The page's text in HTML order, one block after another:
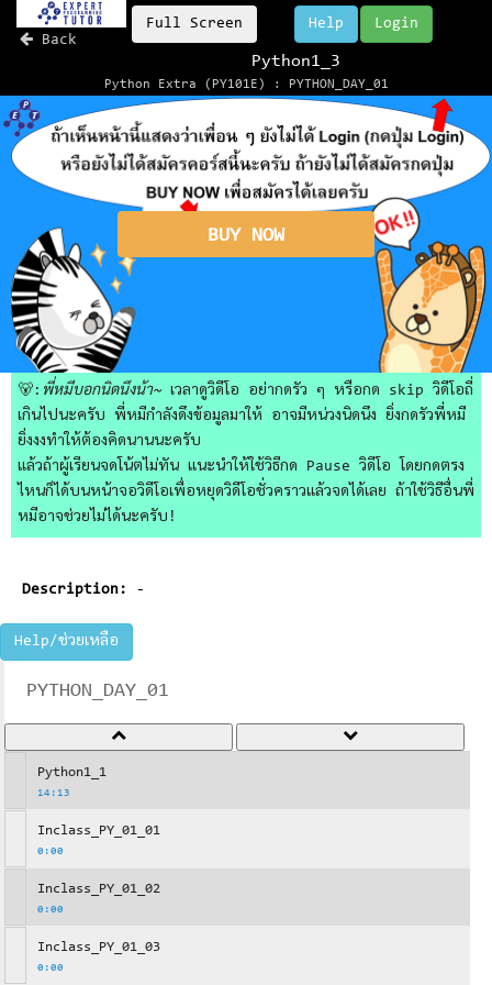
Back
Full Screen Login
Help
Python1_3
Python Extra (PY101E) : PYTHON_DAY_01
BUY NOW
🐻: พี่หมีบอกนิดนึงน้า~เวลาดูวิดีโอ อย่ากดรัว ๆ หรือกด skip วิดีโอถี่
เกินไปนะครับ พี่หมีกำลังดึงข้อมูลมาให้ อาจมีหน่วงนิดนึง ยิ่งกดรัวพี่หมี
ยิ่งงงทำให้ต้องคิดนานนะครับ
แล้วถ้าผู้เรียนจดโน้ตไม่ทัน แนะนำให้ใช้วิธีกด Pause วิดีโอ โดยกดตรง
ไหนก็ได้บนหน้าจอวิดีโอเพื่อหยุดวิดีโอชั่วคราวแล้วจดได้เลย ถ้าใช้วิธีอื่นพี่
หมีอาจช่วยไม่ได้นะครับ!
Description: -
Help/ช่วยเหลือ
PYTHON_DAY_01
Python1_1
14:13
Inclass_PY_01_01
0:00
Inclass_PY_01_02
0:00
Inclass_PY_01_03
0:00